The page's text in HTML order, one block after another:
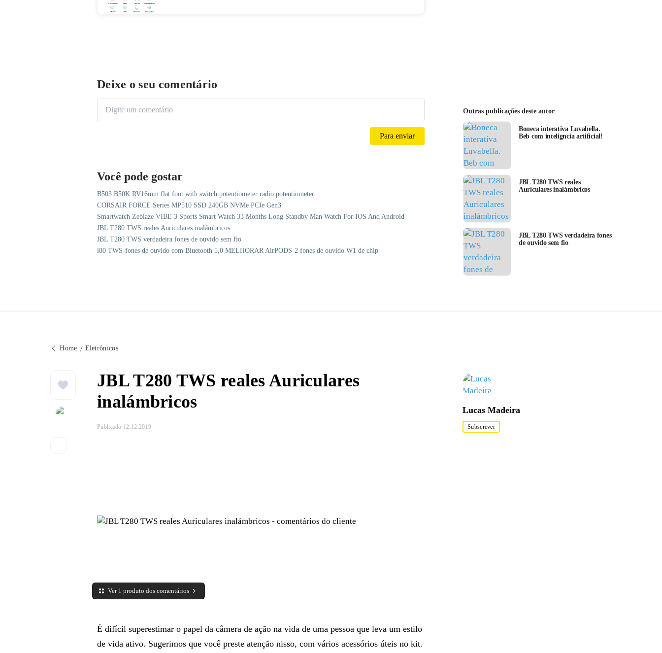
Deixe o seu comentário
Você pode gostar
B503 B50K RV16mm flat foot with switch potentiometer radio potentiometer.
CORSAIR FORCE Series MP510 SSD 240GB NVMe PCIe Gen3
Smartwatch Zeblaze VIBE 3 Sports Smart Watch 33 Months Long Standby Man Watch For IOS And Android
JBL T280 TWS reales Auriculares inalámbricos
JBL T280 TWS verdadeira fones de ouvido sem fio
i80 TWS-fones de ouvido com Bluetooth 5,0 MELHORAR AirPODS-2 fones de ouvido W1 de chip
Outras publicações deste autor
Boneca interativa Luvabella.
Beb com inteligncia artificial!
JBL T280 TWS reales
Auriculares inalámbricos
JBL T280 TWS verdadeira fones
de ouvido sem fio
Home Eletrônicos
JBL T280 TWS reales Auriculares
inalámbricos
Publicado 12.12.2019
Ver 1 produto dos comentários
É difícil superestimar o papel da câmera de ação na vida de uma pessoa que leva um estilo
de vida ativo. Sugerimos que você preste atenção nisso, com vários acessórios úteis no kit.
Lucas Madeira
Subscrever